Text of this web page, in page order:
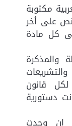
مكتوبة
على أخر
كل مادة
والمذكرة
لكل قانون
دستورية